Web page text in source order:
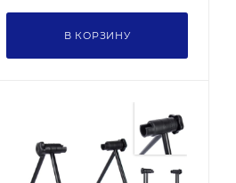
В КОРЗИНУ